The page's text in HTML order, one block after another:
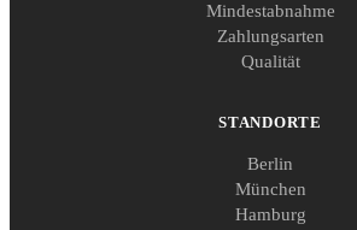
Mindestabnahme
Zahlungsarten
Qualität
STANDORTE
Berlin
München
Hamburg